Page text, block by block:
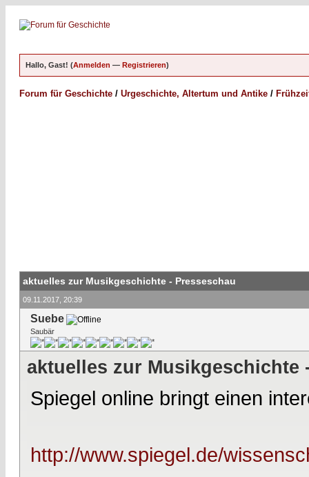
Hallo, Gast! (Anmelden — Registrieren)
Forum für Geschichte / Urgeschichte, Altertum und Antike /
aktuelles zur Musikgeschichte - Presseschau
09.11.2017, 20:39
Suebe
Saubär
aktuelles zur Musikgeschichte
Spiegel online bringt einen
http://www.spiegel.de/